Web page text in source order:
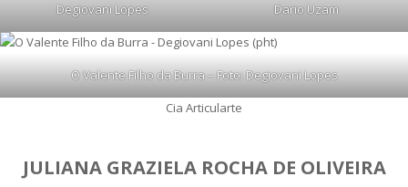
Degiovani Lopes
Dario Uzam
O Valente Filho da Burra – Foto: Degiovani Lopes
Cia Articularte
JULIANA GRAZIELA ROCHA DE OLIVEIRA